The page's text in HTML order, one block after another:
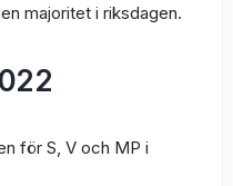
majoritet i riksdagen.
för S, V och MP i